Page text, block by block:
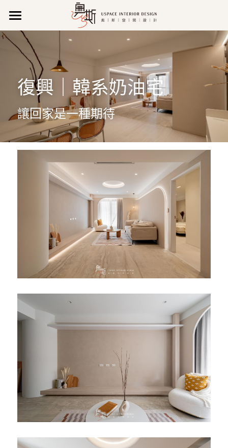
關 於 我 們
公司理念
公司特色
新聞報導
影音專區
獲獎紀錄
專業執照
作品集
所有作品
新成屋
商業空間
老屋翻新
輕裝潢
聯 絡 我 們
營業資訊
維修/售後服務
預約諮詢
搜索
07 971 0520
uspace666@gmail.com
復興｜韓系奶油宅
讓回家是一種期待